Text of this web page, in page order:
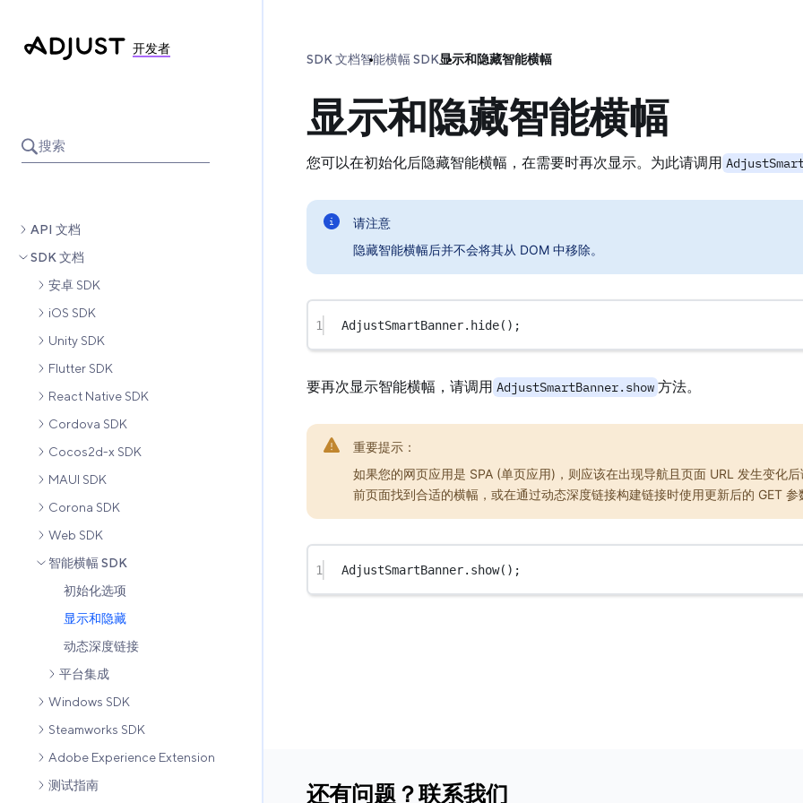
开发者
搜索
API 文档
SDK 文档
安卓 SDK
iOS SDK
Unity SDK
Flutter SDK
React Native SDK
Cordova SDK
Cocos2d-x SDK
MAUI SDK
Corona SDK
Web SDK
智能横幅 SDK
初始化选项
显示和隐藏
动态深度链接
平台集成
Windows SDK
Steamworks SDK
Adobe Experience Extension
测试指南
SDK 文档智能横幅 SDK显示和隐藏智能横幅
显示和隐藏智能横幅
您可以在初始化后隐藏智能横幅，在需要时再次显示。为此请调用
请注意
隐藏智能横幅后并不会将其从 DOM 中移除。
1 AdjustSmartBanner. hide();
要再次显示智能横幅，请调用 AdjustSmartBanner.show 方法。
重要提示：
如果您的网页应用是 SPA (单页应用)，则应该在出现导航且页面 URL 发生变化
前页面找到合适的横幅，或在通过动态深度链接构建链接时使用更新后的 GET 参
1 AdjustSmartBanner. show();
还有问题？联系我们